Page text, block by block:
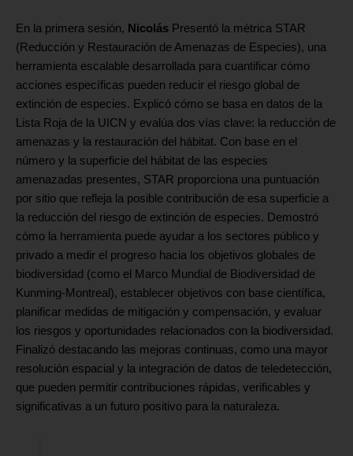
En la primera sesión, Nicolás Presentó la métrica STAR
(Reducción y Restauración de Amenazas de Especies), una
herramienta escalable desarrollada para cuantificar cómo
acciones específicas pueden reducir el riesgo global de
extinción de especies. Explicó cómo se basa en datos de la
Lista Roja de la UICN y evalúa dos vías clave: la reducción de
amenazas y la restauración del hábitat. Con base en el
número y la superficie del hábitat de las especies
amenazadas presentes, STAR proporciona una puntuación
por sitio que refleja la posible contribución de esa superficie a
la reducción del riesgo de extinción de especies. Demostró
cómo la herramienta puede ayudar a los sectores público y
privado a medir el progreso hacia los objetivos globales de
biodiversidad (como el Marco Mundial de Biodiversidad de
Kunming-Montreal), establecer objetivos con base científica,
planificar medidas de mitigación y compensación, y evaluar
los riesgos y oportunidades relacionados con la biodiversidad.
Finalizó destacando las mejoras continuas, como una mayor
resolución espacial y la integración de datos de teledetección,
que pueden permitir contribuciones rápidas, verificables y
significativas a un futuro positivo para la naturaleza.